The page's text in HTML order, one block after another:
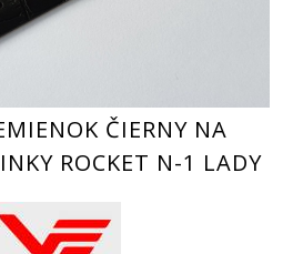
ČIERNY NA
ROCKET N-1 LADY